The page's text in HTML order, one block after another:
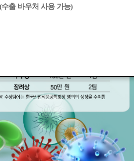
출 바우처 사용 가능)